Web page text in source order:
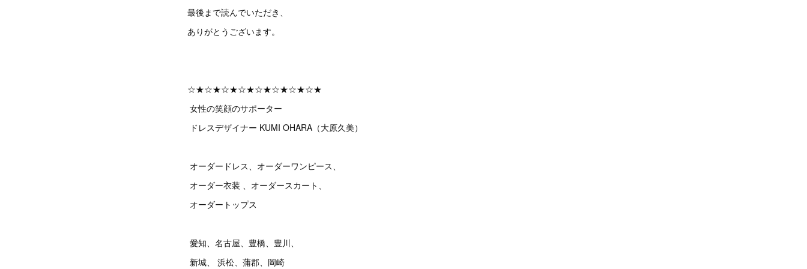
最後まで読んでいただき、
ありがとうございます。
☆★☆★☆★☆★☆★☆★☆★☆★
女性の笑顔のサポーター
ドレスデザイナー KUMI OHARA（大原久美）
オーダードレス、オーダーワンピース、
オーダー衣装 、オーダースカート、
オーダートップス
愛知、名古屋、豊橋、豊川、
新城、 浜松、蒲郡、岡崎